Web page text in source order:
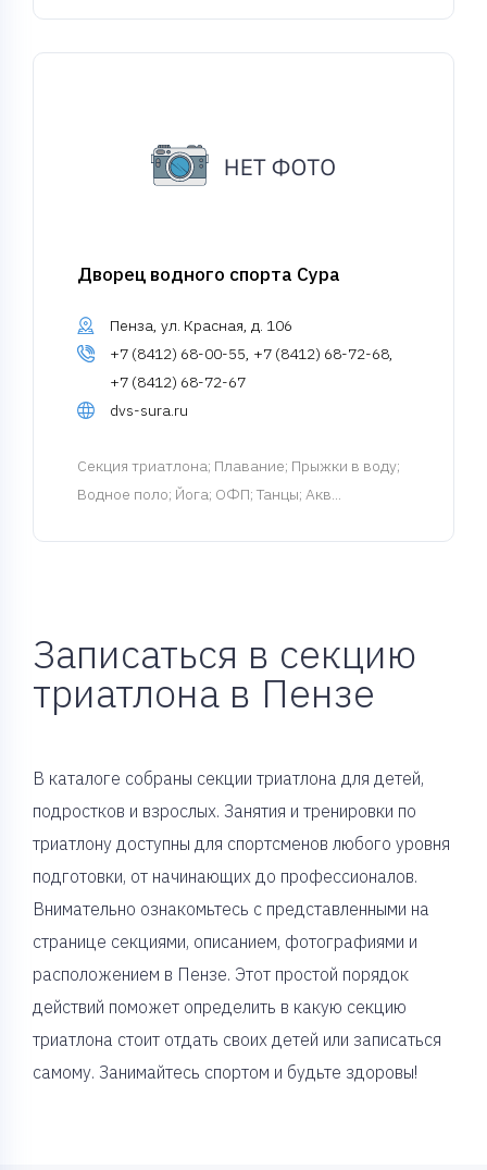
Дворец водного спорта Сура
Пенза, ул. Красная, д. 106
+7 (8412) 68-00-55, +7 (8412) 68-72-68,
+7 (8412) 68-72-67
dvs-sura.ru
Cекция триатлона; Плавание; Прыжки в воду;
Водное поло; Йога; ОФП; Танцы; Акв...
Записаться в секцию
триатлона в Пензе
В каталоге собраны секции триатлона для детей,
подростков и взрослых. Занятия и тренировки по
триатлону доступны для спортсменов любого уровня
подготовки, от начинающих до профессионалов.
Внимательно ознакомьтесь с представленными на
странице секциями, описанием, фотографиями и
расположением в Пензе. Этот простой порядок
действий поможет определить в какую секцию
триатлона стоит отдать своих детей или записаться
самому. Занимайтесь спортом и будьте здоровы!